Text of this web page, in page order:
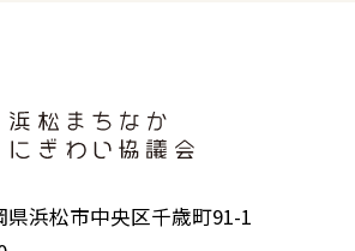
浜松市中央区千歳町91-1